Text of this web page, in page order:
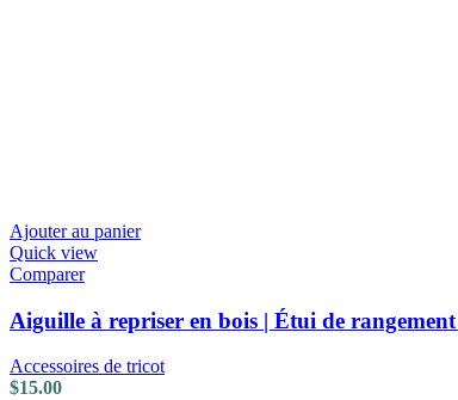
Ajouter au panier
Quick view
Comparer
Aiguille à repriser en bois | Étui de
Accessoires de tricot
$15.00